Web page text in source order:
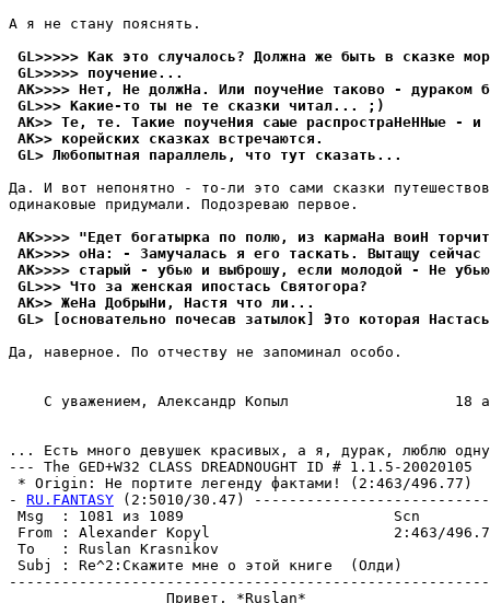
А я не стану пояснять.
GL>>>>> Как это случалось? Должна же быть в сказке
GL>>>>> поучение...
AK>>>> Нет, Не должHа. Или поучеНие таково - дураком
GL>>> Какие-то ты не те сказки читал... ;)
AK>> Те, те. Такие поучеHия саые распростраНеННые -
AK>> корейских сказках встречаются.
GL> Любопытная параллель, что тут сказать...
Да. И вот непонятно - то-ли это сами сказки
одинаковые придумали. Подозреваю первое.
AK>>>> "Едет богатырка по полю, из кармаНа воиН
AK>>>> оHа: - Замучалась я его таскать. Вытащу
AK>>>> старый - убью и выброшу, если молодой - Не
GL>>> Что за женская ипостась Святогора?
AK>> ЖеНа ДобрыНи, Hастя что ли...
GL> [основательно почесав затылок] Это которая
Да, наверное. По отчеству не запоминал особо.
С уважением, Александр Копыл                   18
... Есть много девyшек красивых, а я, дypак, люблю
--- The GED+W32 CLASS DREADNOUGHT ID # 1.1.5-20020105
* Origin: Hе портите легенду фактами! (2:463/496.77)
- RU.FANTASY (2:5010/30.47)
Msg  : 1081 из 1089                        Scn
From : Alexander Kopyl                     2:463/
To   : Ruslan Krasnikov
Subj : Re^2:Скажите мне о этой книге  (Олди)
                  Привет, *Ruslan*